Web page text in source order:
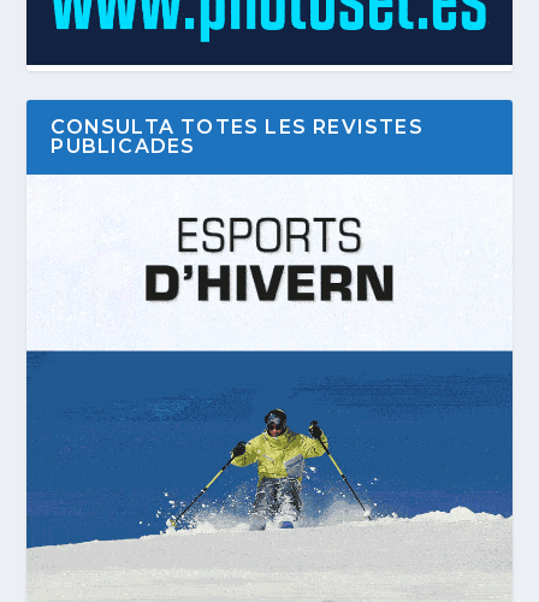
CONSULTA TOTES LES REVISTES
PUBLICADES